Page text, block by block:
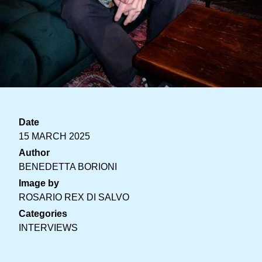
Date
15 MARCH 2025
Author
BENEDETTA BORIONI
Image by
ROSARIO REX DI SALVO
Categories
INTERVIEWS